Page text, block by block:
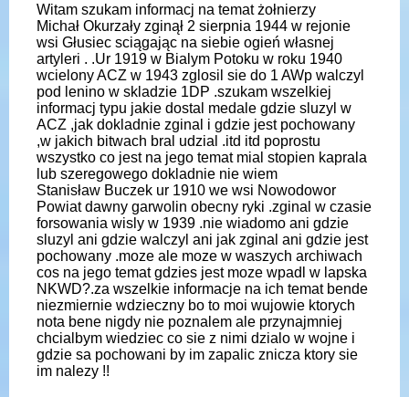
Witam szukam informacj na temat żołnierzy
Michał Okurzały zginął 2 sierpnia 1944 w rejonie
wsi Głusiec sciągając na siebie ogień własnej
artyleri . .Ur 1919 w Bialym Potoku w roku 1940
wcielony ACZ w 1943 zglosil sie do 1 AWp walczyl
pod lenino w skladzie 1DP .szukam wszelkiej
informacj typu jakie dostal medale gdzie sluzyl w
ACZ ,jak dokladnie zginal i gdzie jest pochowany
,w jakich bitwach bral udzial .itd itd poprostu
wszystko co jest na jego temat mial stopien kaprala
lub szeregowego dokladnie nie wiem
Stanisław Buczek ur 1910 we wsi Nowodowor
Powiat dawny garwolin obecny ryki .zginal w czasie
forsowania wisly w 1939 .nie wiadomo ani gdzie
sluzyl ani gdzie walczyl ani jak zginal ani gdzie jest
pochowany .moze ale moze w waszych archiwach
cos na jego temat gdzies jest moze wpadl w lapska
NKWD?.za wszelkie informacje na ich temat bende
niezmiernie wdzieczny bo to moi wujowie ktorych
nota bene nigdy nie poznalem ale przynajmniej
chcialbym wiedziec co sie z nimi dzialo w wojne i
gdzie sa pochowani by im zapalic znicza ktory sie
im nalezy !!